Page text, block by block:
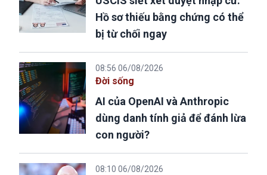
Hồ sơ thiếu bằng chứng có thể
bị từ chối ngay
08:56 06/08/2026
Đời sống
AI của OpenAI và Anthropic
dùng danh tính giả để đánh lừa
con người?
08:10 06/08/2026